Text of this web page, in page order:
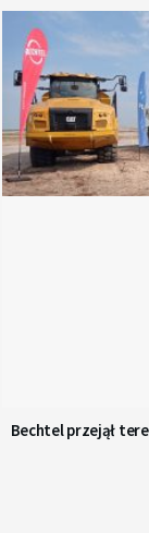
Bechtel przejął